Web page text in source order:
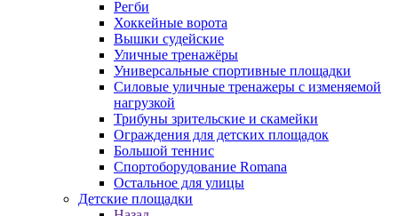
Регби
Хоккейные ворота
Вышки судейские
Уличные тренажёры
Универсальные спортивные площадки
Силовые уличные тренажеры с изменяемой
нагрузкой
Трибуны зрительские и скамейки
Ограждения для детских площадок
Большой теннис
Спортоборудование Romana
Остальное для улицы
Детские площадки